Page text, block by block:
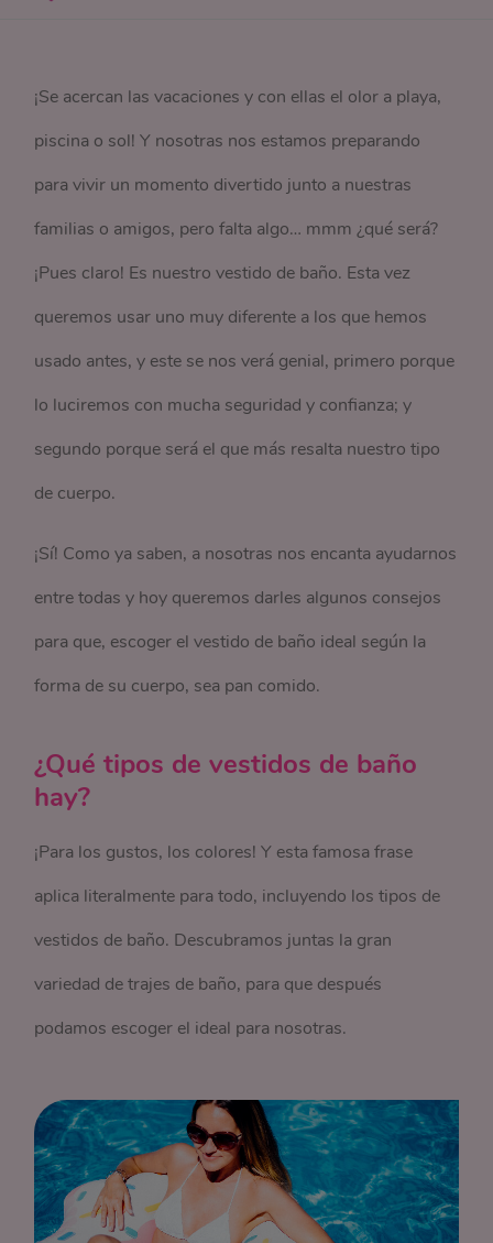
¡Se acercan las vacaciones y con ellas el olor a playa,
piscina o sol! Y nosotras nos estamos preparando
para vivir un momento divertido junto a nuestras
familias o amigos, pero falta algo… mmm ¿qué será?
¡Pues claro! Es nuestro vestido de baño. Esta vez
queremos usar uno muy diferente a los que hemos
usado antes, y este se nos verá genial, primero porque
lo luciremos con mucha seguridad y confianza; y
segundo porque será el que más resalta nuestro tipo
de cuerpo.
¡Sí! Como ya saben, a nosotras nos encanta ayudarnos
entre todas y hoy queremos darles algunos consejos
para que, escoger el vestido de baño ideal según la
forma de su cuerpo, sea pan comido.
¿Qué tipos de vestidos de baño
hay?
¡Para los gustos, los colores! Y esta famosa frase
aplica literalmente para todo, incluyendo los tipos de
vestidos de baño. Descubramos juntas la gran
variedad de trajes de baño, para que después
podamos escoger el ideal para nosotras.